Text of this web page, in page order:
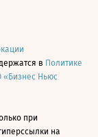
в Политике
«Бизнес Ньюс
при
на